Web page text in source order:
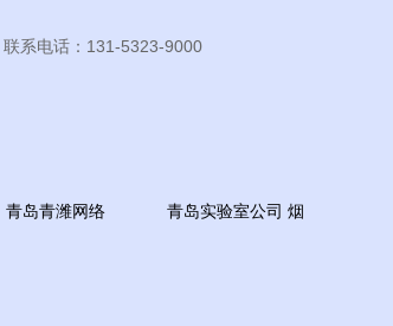
联系电话：131-5323-9000
青岛青潍网络 青岛实验室公司 烟